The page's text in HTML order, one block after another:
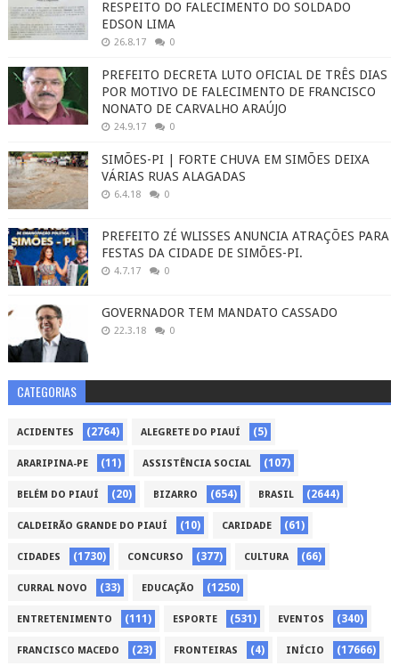
RESPEITO DO FALECIMENTO DO SOLDADO
EDSON LIMA
26.8.17 0
PREFEITO DECRETA LUTO OFICIAL DE TRÊS DIAS
POR MOTIVO DE FALECIMENTO DE FRANCISCO
NONATO DE CARVALHO ARAÚJO
24.9.17 0
SIMÕES-PI | FORTE CHUVA EM SIMÕES DEIXA
VÁRIAS RUAS ALAGADAS
6.4.18 0
PREFEITO ZÉ WLISSES ANUNCIA ATRAÇÕES PARA
FESTAS DA CIDADE DE SIMÕES-PI.
4.7.17 0
GOVERNADOR TEM MANDATO CASSADO
22.3.18 0
CATEGORIAS
ACIDENTES (2764) ALEGRETE DO PIAUÍ (5)
ARARIPINA-PE (11) ASSISTÊNCIA SOCIAL (107)
BELÉM DO PIAUÍ (20) BIZARRO (654) BRASIL (2644)
CALDEIRÃO GRANDE DO PIAUÍ (10) CARIDADE (61)
CIDADES (1730) CONCURSO (377) CULTURA (66)
CURRAL NOVO (33) EDUCAÇÃO (1250)
ENTRETENIMENTO (111) ESPORTE (531) EVENTOS (340)
FRANCISCO MACEDO (23) FRONTEIRAS (4) INÍCIO (17666)